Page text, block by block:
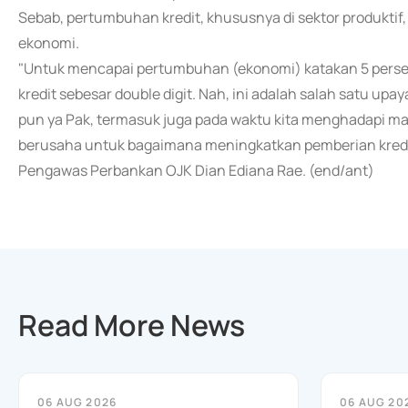
Sebab, pertumbuhan kredit, khususnya di sektor
ekonomi.
"Untuk mencapai pertumbuhan (ekonomi) katakan 5
kredit sebesar double digit. Nah, ini adalah salah satu
pun ya Pak, termasuk juga pada waktu kita menghadapi
berusaha untuk bagaimana meningkatkan pemberian
Pengawas Perbankan OJK Dian Ediana Rae. (end/ant)
Read More News
06 AUG 2026 06 AUG